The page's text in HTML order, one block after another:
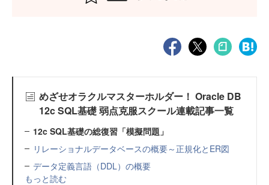
めざせオラクルマスターホルダー！ Oracle DB
12c SQL基礎 弱点克服スクール連載記事一覧
12c SQL基礎の総復習「模擬問題」
リレーショナルデータベースの概要～正規化とER図
データ定義言語（DDL）の概要
もっと読む